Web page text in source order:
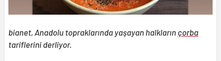
bianet, Anadolu topraklarında yaşayan halkların çorba
tariflerini derliyor.